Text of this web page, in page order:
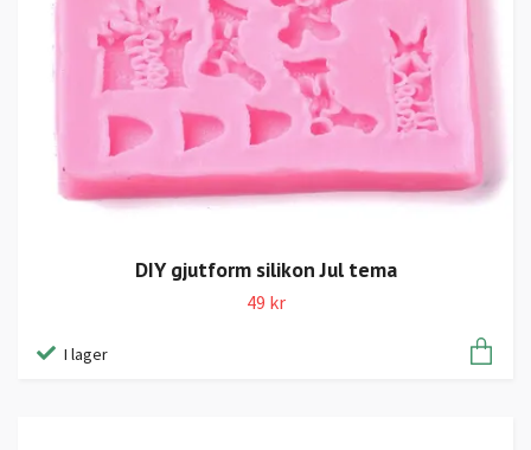
DIY gjutform silikon Jul tema
49 kr
I lager